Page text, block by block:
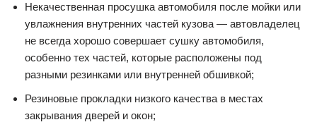
Некачественная просушка автомобиля после мойки или
увлажнения внутренних частей кузова — автовладелец
не всегда хорошо совершает сушку автомобиля,
особенно тех частей, которые расположены под
разными резинками или внутренней обшивкой;
Резиновые прокладки низкого качества в местах
закрывания дверей и окон;